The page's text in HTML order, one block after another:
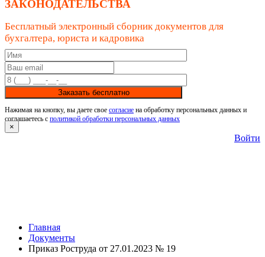
ЗАКОНОДАТЕЛЬСТВА
Бесплатный электронный сборник документов для
бухгалтера, юриста и кадровика
Заказать бесплатно
Нажимая на кнопку, вы даете свое согласие на обработку персональных данных и
соглашаетесь с политикой обработки персональных данных
×
Войти
Главная
Документы
Приказ Роструда от 27.01.2023 № 19